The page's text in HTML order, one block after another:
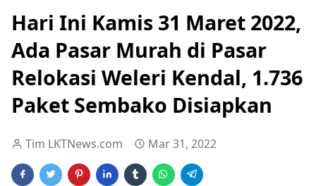
Hari Ini Kamis 31 Maret 2022,
Ada Pasar Murah di Pasar
Relokasi Weleri Kendal, 1.736
Paket Sembako Disiapkan
Tim LKTNews.com Mar 31, 2022